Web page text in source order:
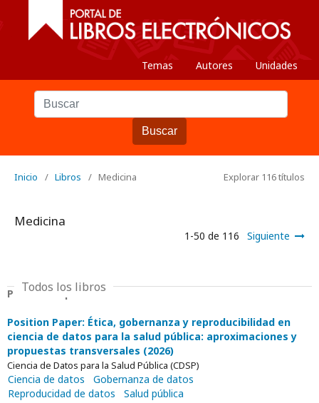
Temas Autores Unidades
Buscar
Inicio / Libros / Medicina Explorar 116 títulos
Medicina
1-50 de 116 Siguiente
Todos los libros
Position Paper
Position Paper: Ética, gobernanza y reproducibilidad en
ciencia de datos para la salud pública: aproximaciones y
propuestas transversales (2026)
Ciencia de Datos para la Salud Pública (CDSP)
Ciencia de datos
Gobernanza de datos
Reproducidad de datos
Salud pública